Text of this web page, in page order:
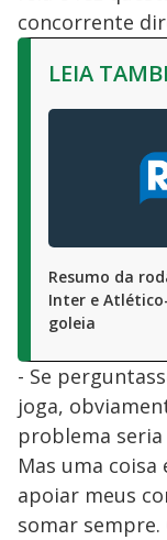
concorrente
LEIA
Resumo da
Inter e
goleia
- Se
joga,
problema
Mas uma
apoiar meus
somar